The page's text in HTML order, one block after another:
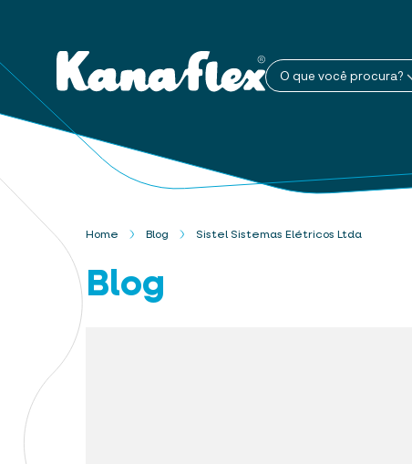
O que você procura?
Home Blog Sistel Sistemas Elétricos Ltda
Blog